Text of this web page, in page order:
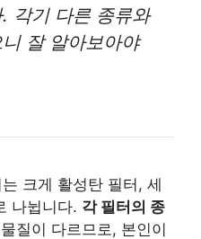
각기 다른 종류와
잘 알아보아야
크게 활성탄 필터, 세
나뉩니다. 각 필터의 종
질이 다르므로, 본인이